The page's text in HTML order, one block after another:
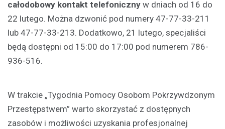
całodobowy kontakt telefoniczny w dniach od 16 do
22 lutego. Można dzwonić pod numery 47-77-33-211
lub 47-77-33-213. Dodatkowo, 21 lutego, specjaliści
będą dostępni od 15:00 do 17:00 pod numerem 786-
936-516.
W trakcie „Tygodnia Pomocy Osobom Pokrzywdzonym
Przestępstwem” warto skorzystać z dostępnych
zasobów i możliwości uzyskania profesjonalnej